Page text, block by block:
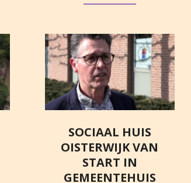
SOCIAAL HUIS
OISTERWIJK VAN
START IN
GEMEENTEHUIS